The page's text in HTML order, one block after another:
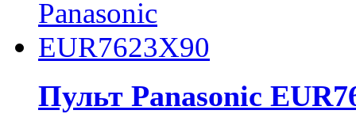
Пульт Panasonic